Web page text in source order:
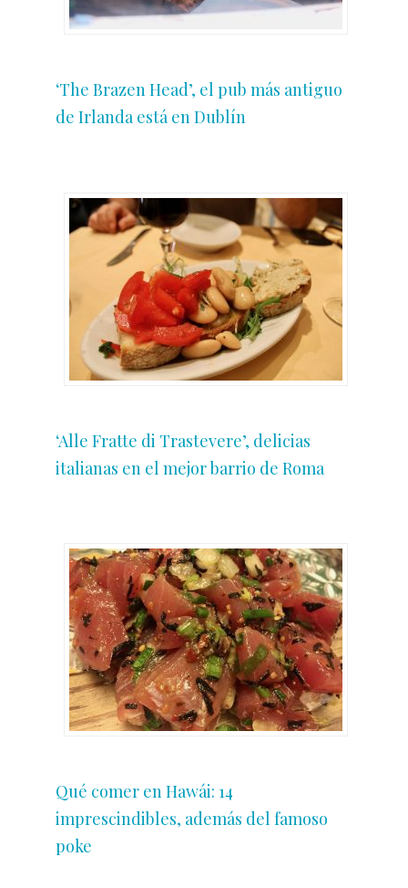
‘The Brazen Head’, el pub más antiguo
de Irlanda está en Dublín
‘Alle Fratte di Trastevere’, delicias
italianas en el mejor barrio de Roma
Qué comer en Hawái: 14
imprescindibles, además del famoso
poke